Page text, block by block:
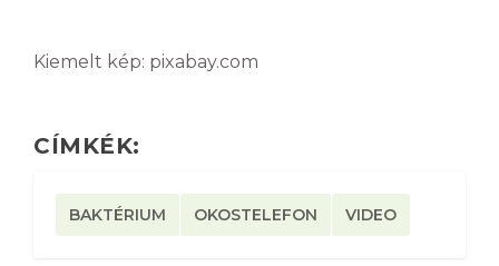
Kiemelt kép: pixabay.com
CÍMKÉK:
BAKTÉRIUM OKOSTELEFON VIDEO